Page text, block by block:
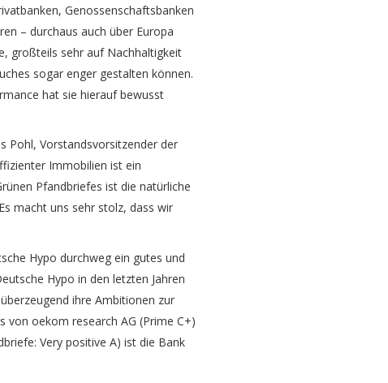
Genossenschaftsbanken
– durchaus auch über Europa
großteils sehr auf Nachhaltigkeit
sogar enger gestalten können.
hat sie hierauf bewusst
Pohl, Vorstandsvorsitzender der
Immobilien ist ein
Pfandbriefes ist die natürliche
macht uns sehr stolz, dass wir
Hypo durchweg ein gutes und
Hypo in den letzten Jahren
ihre Ambitionen zur
von oekom research AG (Prime C+)
Very positive A) ist die Bank